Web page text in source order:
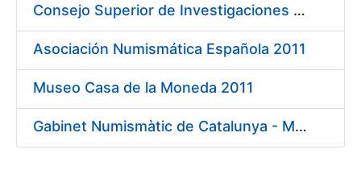
Consejo Superior de Investigaciones Científicas 2011
Asociación Numismática Española 2011
Museo Casa de la Moneda 2011
Gabinet Numismàtic de Catalunya - MNAC 2011